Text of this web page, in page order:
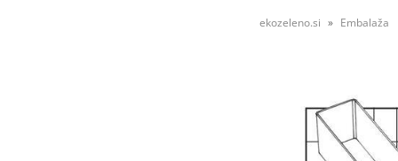
ekozeleno.si Embalaža